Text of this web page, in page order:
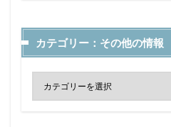
カテゴリー：その他の情報